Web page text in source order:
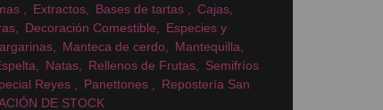
Extractos Bases de tartas
Cajas
Decoración Comestible
Especies y
Manteca de cerdo
Mantequilla
Natas Rellenos de Frutas
Semifríos
Reyes Panettones
Repostería San
DE STOCK